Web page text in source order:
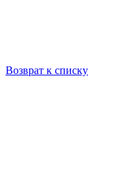
Возврат к списку